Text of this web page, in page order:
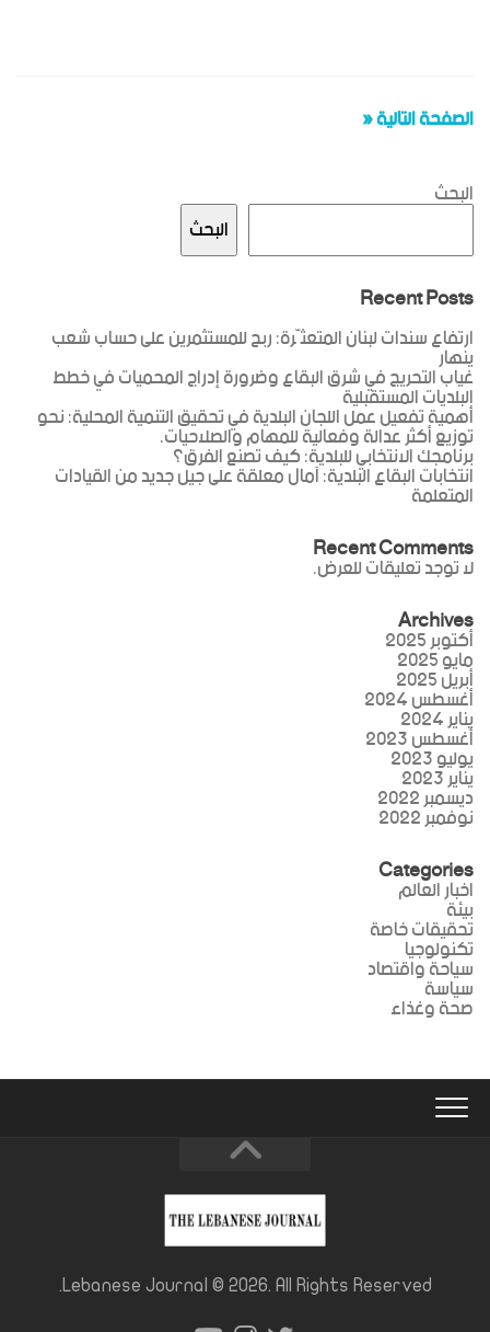
الصفحة التالية «
البحث
البحث
Recent Posts
ارتفاع سندات لبنان المتعثّرة: ربح للمستثمرين على حساب شعب
ينهار
غياب التحريج في شرق البقاع وضرورة إدراج المحميات في خطط
البلديات المستقبلية
أهمية تفعيل عمل اللجان البلدية في تحقيق التنمية المحلية: نحو
توزيع أكثر عدالة وفعالية للمهام والصلاحيات.
برنامجك الانتخابي للبلدية: كيف تصنع الفرق؟
انتخابات البقاع البلدية: آمال معلقة على جيل جديد من القيادات
المتعلمة
Recent Comments
لا توجد تعليقات للعرض.
Archives
أكتوبر 2025
مايو 2025
أبريل 2025
أغسطس 2024
يناير 2024
أغسطس 2023
يوليو 2023
يناير 2023
ديسمبر 2022
نوفمبر 2022
Categories
اخبار العالم
بيئة
تحقيقات خاصة
تكنولوجيا
سياحة واقتصاد
سياسة
صحة وغذاء
Lebanese Journal © 2026. All Rights Reserved.